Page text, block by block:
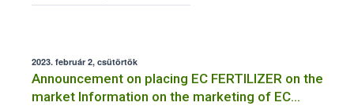
2023. február 2, csütörtök
Announcement on placing EC FERTILIZER on the
market Information on the marketing of EC